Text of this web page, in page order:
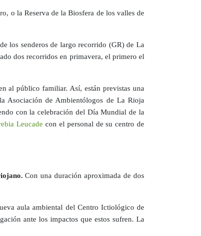
o la Reserva de la Biosfera de los valles de
los senderos de largo recorrido (GR) de La
dos recorridos en primavera, el primero el
al público familiar. Así, están previstas una
Asociación de Ambientólogos de La Rioja
con la celebración del Día Mundial de la
Leucade con el personal de su centro de
Con una duración aproximada de dos
aula ambiental del Centro Ictiológico de
ante los impactos que estos sufren. La